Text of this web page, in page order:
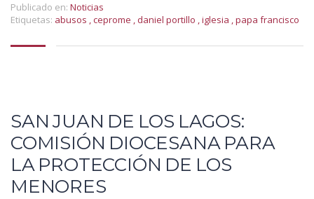
Publicado en: Noticias
Etiquetas: abusos ,ceprome ,daniel portillo ,iglesia ,papa francisco
SAN JUAN DE LOS LAGOS:
COMISIÓN DIOCESANA PARA
LA PROTECCIÓN DE LOS
MENORES